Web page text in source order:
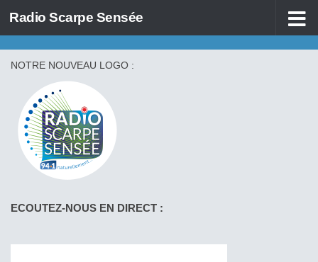
Skip to content
Radio Scarpe Sensée
NOTRE NOUVEAU LOGO :
ECOUTEZ-NOUS EN DIRECT :